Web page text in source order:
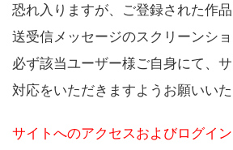
恐れ入りますが、ご登録された作品
送受信メッセージのスクリーンシ
必ず該当ユーザー様ご自身にて、
対応をいただきますようお願いいた
サイトへのアクセスおよびログイ